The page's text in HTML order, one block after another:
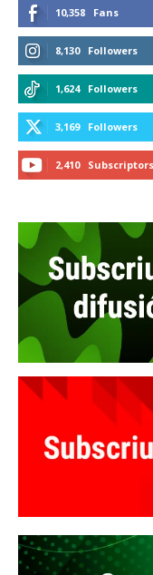
10,358 Fans
8,130 Followers
1,624 Followers
3,169 Followers
2,410 Subscriptors